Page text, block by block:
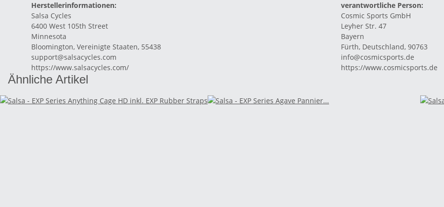
Herstellerinformationen:
Salsa Cycles
6400 West 105th Street
Minnesota
Bloomington, Vereinigte Staaten, 55438
support@salsacycles.com
https://www.salsacycles.com/
verantwortliche Person:
Cosmic Sports GmbH
Leyher Str. 47
Bayern
Fürth, Deutschland, 90763
info@cosmicsports.de
https://www.cosmicsports.de
Ähnliche Artikel